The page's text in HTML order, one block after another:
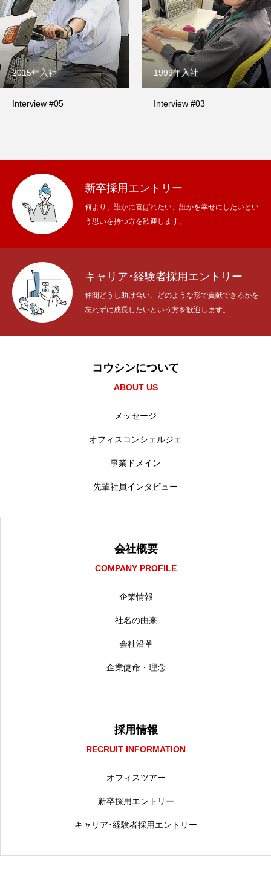
2015年入社
Interview #05
1999年入社
Interview #03
新卒採用エントリー
何より、誰かに喜ばれたい、誰かを幸せにしたいとい
う思いを持つ方を歓迎します。
キャリア･経験者採用エントリー
仲間どうし助け合い、どのような形で貢献できるかを
忘れずに成長したいという方を歓迎します。
コウシンについて
ABOUT US
メッセージ
オフィスコンシェルジェ
事業ドメイン
先輩社員インタビュー
会社概要
COMPANY PROFILE
企業情報
社名の由来
会社沿革
企業使命・理念
採用情報
RECRUIT INFORMATION
オフィスツアー
新卒採用エントリー
キャリア･経験者採用エントリー